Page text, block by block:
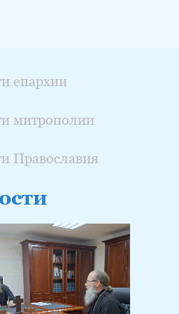
епархии
митрополии
Православия